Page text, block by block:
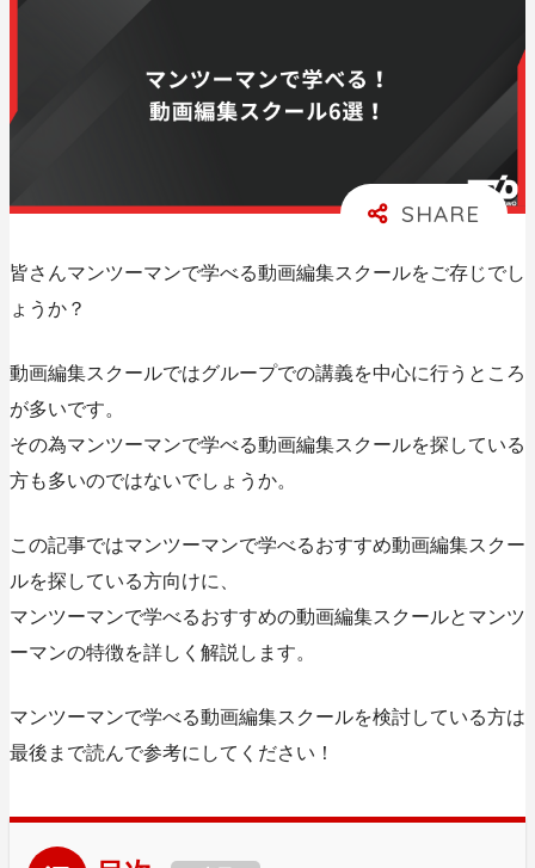
皆さんマンツーマンで学べる動画編集スクールをご存じでし
ょうか？
動画編集スクールではグループでの講義を中心に行うところ
が多いです。
その為マンツーマンで学べる動画編集スクールを探している
方も多いのではないでしょうか。
この記事ではマンツーマンで学べるおすすめ動画編集スクー
ルを探している方向けに、
マンツーマンで学べるおすすめの動画編集スクールとマンツ
ーマンの特徴を詳しく解説します。
マンツーマンで学べる動画編集スクールを検討している方は
最後まで読んで参考にしてください！